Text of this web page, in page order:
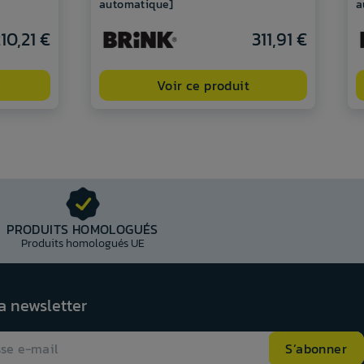
€
automatique]
311,91 €
Voir ce produit
PRODUITS HOMOLOGUÉS
Produits homologués UE
newsletter